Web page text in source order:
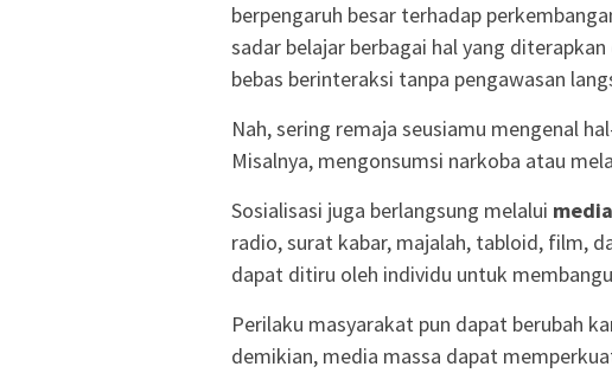
berpengaruh besar terhadap
sadar belajar berbagai hal yang
bebas berinteraksi tanpa pengawasan
Nah, sering remaja seusiamu mengenal
Misalnya, mengonsumsi narkoba atau
Sosialisasi juga berlangsung melalui
radio, surat kabar, majalah, tabloid, film,
dapat ditiru oleh individu untuk
Perilaku masyarakat pun dapat berubah
demikian, media massa dapat